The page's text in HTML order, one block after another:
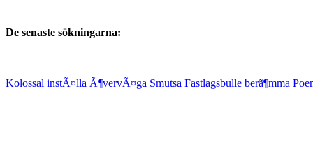
De senaste sökningarna:
Kolossal instÃ¤lla Ã¶vervÃ¤ga Smutsa Fastlagsbulle berã¶mma